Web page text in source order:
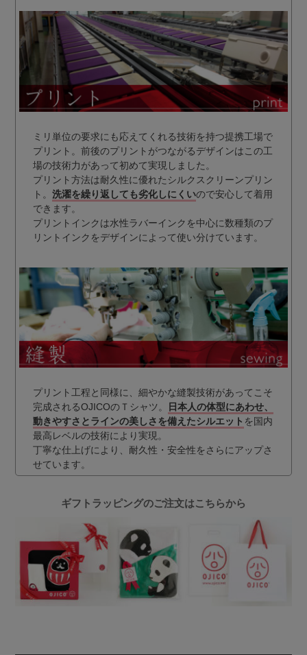
ミリ単位の要求にも応えてくれる技術を持つ提携工場で
プリント。前後のプリントがつながるデザインはこの工
場の技術力があって初めて実現しました。
プリント方法は耐久性に優れたシルクスクリーンプリン
ト。 洗濯を繰り返しても劣化しにくいので安心して着用
できます。
プリントインクは水性ラバーインクを中心に数種類のプ
リントインクをデザインによって使い分けています。
プリント工程と同様に、細やかな縫製技術があってこそ
完成されるOJICOのＴシャツ。
日本人の体型にあわせ、
動きやすさとラインの美しさを備えたシルエット を国内
最高レベルの技術により実現。
丁寧な仕上げにより、耐久性・安全性をさらにアップさ
せています。
ギフトラッピングのご注文はこちらから